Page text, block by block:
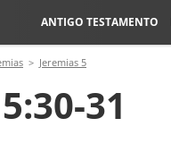
ANTIGO TESTAMENTO
Jeremias 5
31